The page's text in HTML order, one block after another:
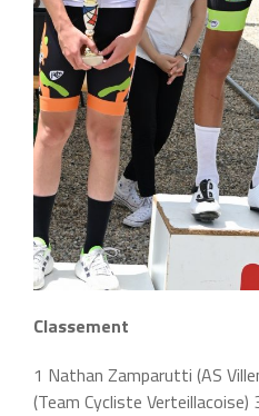
Classement
1 Nathan Zamparutti (AS
(Team Cycliste Verteillacoise)